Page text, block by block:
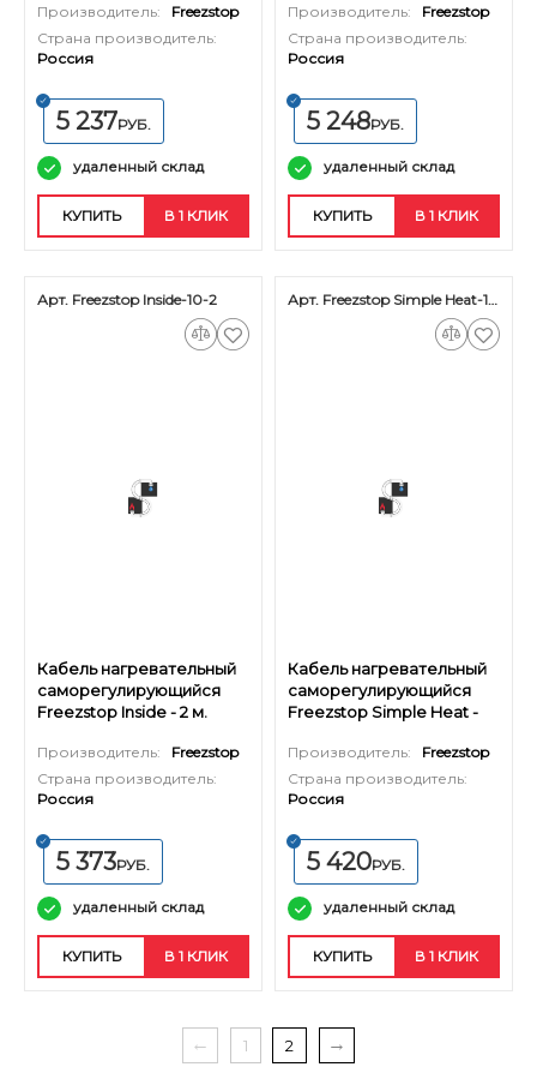
Производитель:
Freezstop
Страна производитель:
Россия
5 237РУБ.
удаленный склад
КУПИТЬ В 1 КЛИК
Производитель:
Freezstop
Страна производитель:
Россия
5 248РУБ.
удаленный склад
КУПИТЬ В 1 КЛИК
Арт. Freezstop Inside-10-2
Кабель нагревательный
саморегулирующийся
Freezstop Inside - 2 м.
Производитель:
Freezstop
Страна производитель:
Россия
5 373РУБ.
удаленный склад
КУПИТЬ В 1 КЛИК
Арт. Freezstop Simple Heat-18-30,5
Кабель нагревательный
саморегулирующийся
Freezstop Simple Heat -
Производитель:
Freezstop
Страна производитель:
Россия
5 420РУБ.
удаленный склад
КУПИТЬ В 1 КЛИК
1 2